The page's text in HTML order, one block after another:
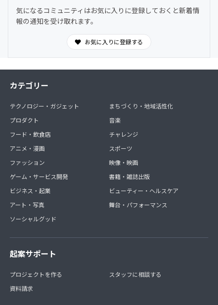
気になるコミュニティはお気に入りに登録しておくと新着情
報の通知を受け取れます。
お気に入りに登録する
カテゴリー
テクノロジー・ガジェット
プロダクト
フード・飲食店
アニメ・漫画
ファッション
ゲーム・サービス開発
ビジネス・起業
アート・写真
ソーシャルグッド
まちづくり・地域活性化
音楽
チャレンジ
スポーツ
映像・映画
書籍・雑誌出版
ビューティー・ヘルスケア
舞台・パフォーマンス
起案サポート
プロジェクトを作る
資料請求
スタッフに相談する